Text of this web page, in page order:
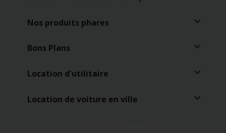
réservation
Hertz
Nos produits phares
Bons Plans
Location d'utilitaire
Location de voiture en ville